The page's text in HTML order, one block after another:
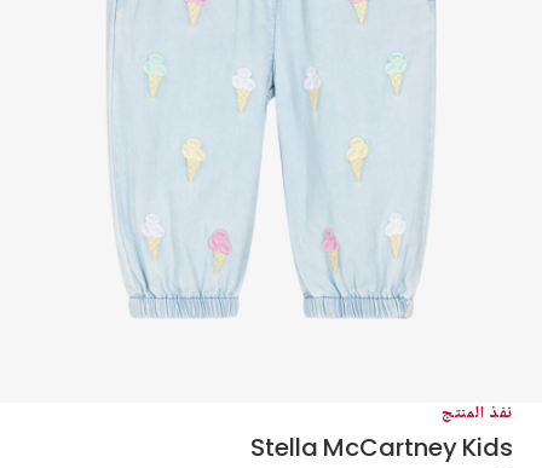
نفذ المنتج
Stella McCartney Kids